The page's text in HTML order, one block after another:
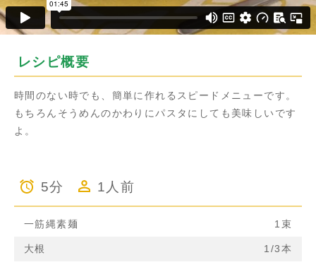
レシピ概要
時間のない時でも、簡単に作れるスピードメニューです。
もちろんそうめんのかわりにパスタにしても美味しいです
よ。
5分 1人前
一筋縄素麺 1束
大根 1/3本